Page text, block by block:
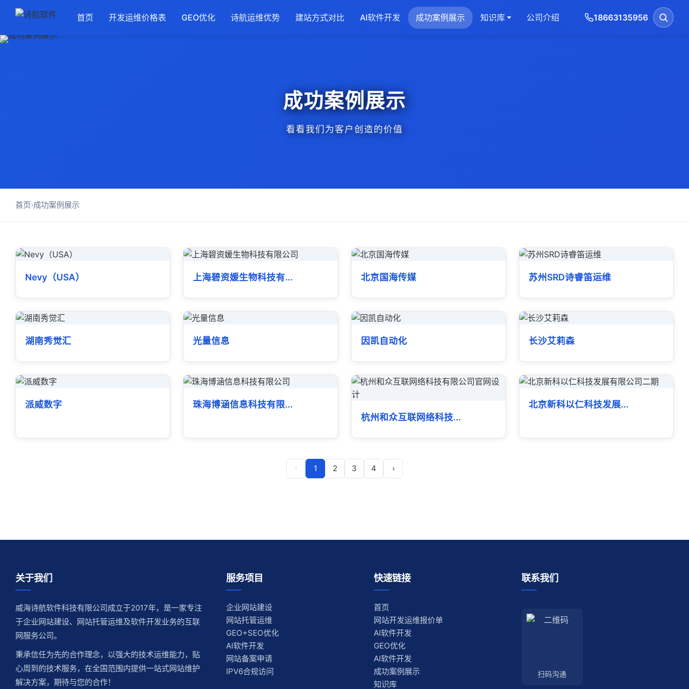
首页 开发运维价格表 GEO优化 诗航运维优势 建站方式对比 AI软件开发 成功案例展示 知识库 公司介绍 18663135956
成功案例展示
看看我们为客户创造的价值
首页›成功案例展示
Nevy（USA） 上海碧资媛生物科技有... 北京国海传媒 苏州SRD诗睿笛运维
湖南秀觉汇 光量信息 因凯自动化 长沙艾莉森
派威数字
珠海博涵信息科技有限...
杭州和众互联网络科技...
北京新科以仁科技发展...
‹ 1 2 3 4 ›
关于我们
威海诗航软件科技有限公司成立于2017年，是一家专注
于企业网站建设、网站托管运维及软件开发业务的互联
网服务公司。
秉承信任为先的合作理念，以强大的技术运维能力，贴
心周到的技术服务，在全国范围内提供一站式网站维护
解决方案，期待与您的合作！
服务项目
企业网站建设
网站托管运维
GEO+SEO优化
AI软件开发
网站备案申请
IPV6合规访问
快速链接
首页
网站开发运维报价单
AI软件开发
GEO优化
AI软件开发
成功案例展示
知识库
联系我们
扫码沟通